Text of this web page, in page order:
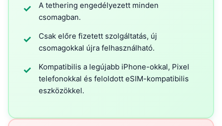
✓
A tethering engedélyezett minden
csomagban.
✓
Csak előre fizetett szolgáltatás, új
csomagokkal újra felhasználható.
✓
Kompatibilis a legújabb iPhone-okkal, Pixel
telefonokkal és feloldott eSIM-kompatibilis
eszközökkel.